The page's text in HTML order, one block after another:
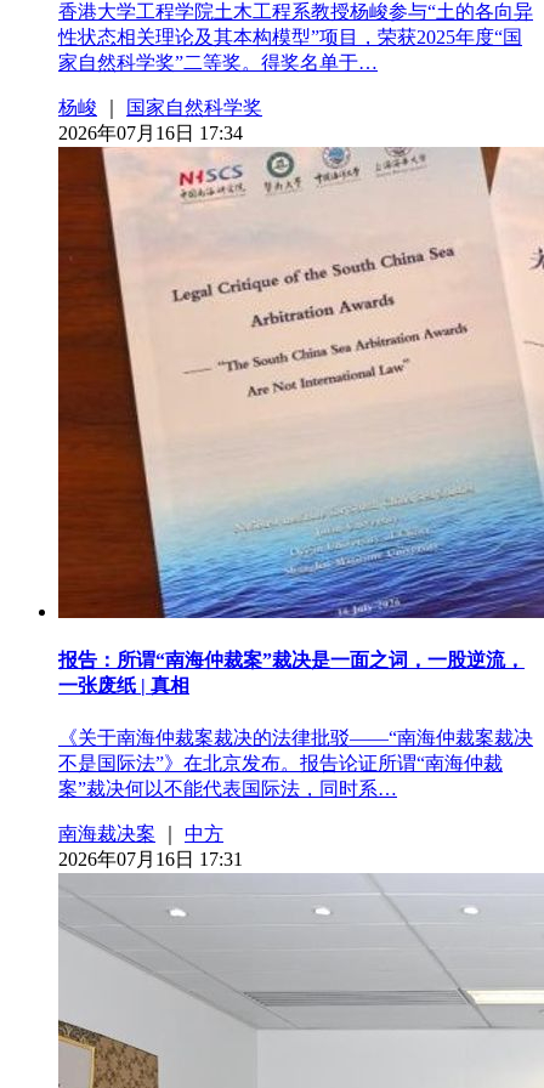
香港大学工程学院土木工程系教授杨峻参与“土的各向异
性状态相关理论及其本构模型”项目，荣获2025年度“国
家自然科学奖”二等奖。得奖名单于…
杨峻
国家自然科学奖
2026年07月16日 17:34
报告：所谓“南海仲裁案”裁决是一面之词，一股逆流，
一张废纸 | 真相
《关于南海仲裁案裁决的法律批驳——“南海仲裁案裁决
不是国际法”》在北京发布。报告论证所谓“南海仲裁
案”裁决何以不能代表国际法，同时系…
南海裁决案
中方
2026年07月16日 17:31